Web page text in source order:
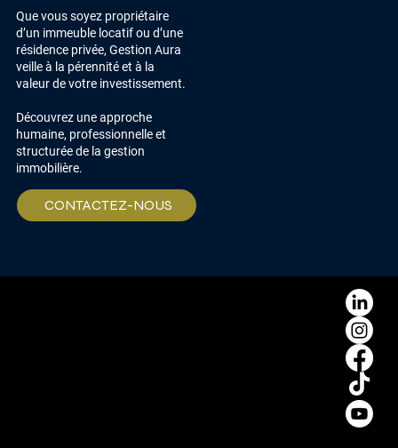
Que vous soyez propriétaire
d’un immeuble locatif ou d’une
résidence privée, Gestion Aura
veille à la pérennité et à la
valeur de votre investissement.
Découvrez une approche
humaine, professionnelle et
structurée de la gestion
immobilière.
CONTACTEZ-NOUS